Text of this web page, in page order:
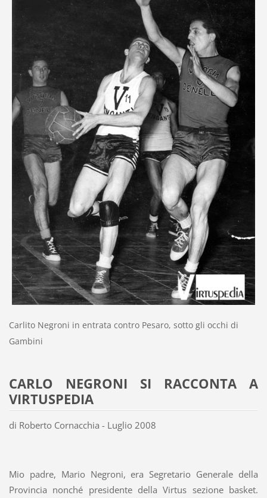
Carlito Negroni in entrata contro Pesaro, sotto gli occhi di
Gambini
CARLO NEGRONI SI RACCONTA A
VIRTUSPEDIA
di Roberto Cornacchia - Luglio 2008
Mio padre, Mario Negroni, era Segretario Generale della
Provincia nonché presidente della Virtus sezione basket.